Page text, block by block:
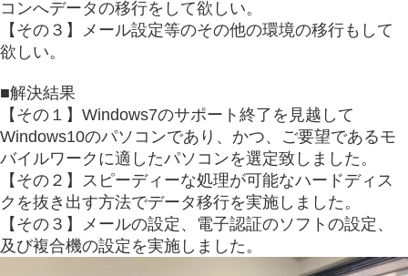
コンへデータの移行をして欲しい。
【その３】メール設定等のその他の環境の移行もして
欲しい。
■解決結果
【その１】Windows7のサポート終了を見越して
Windows10のパソコンであり、かつ、ご要望であるモ
バイルワークに適したパソコンを選定致しました。
【その２】スピーディーな処理が可能なハードディス
クを抜き出す方法でデータ移行を実施しました。
【その３】メールの設定、電子認証のソフトの設定、
及び複合機の設定を実施しました。